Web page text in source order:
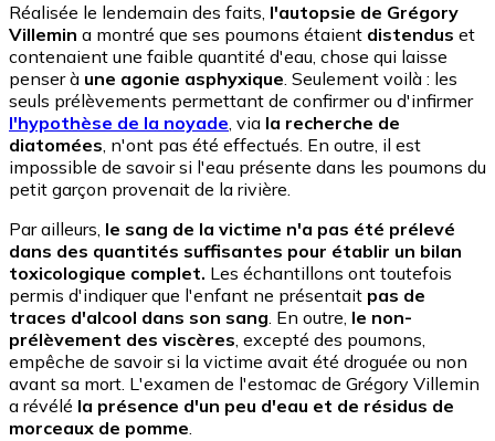
Réalisée le lendemain des faits, l'autopsie de Grégory
Villemin a montré que ses poumons étaient distendus et
contenaient une faible quantité d'eau, chose qui laisse
penser à une agonie asphyxique. Seulement voilà : les
seuls prélèvements permettant de confirmer ou d'infirmer
l'hypothèse de la noyade, via la recherche de
diatomées, n'ont pas été effectués. En outre, il est
impossible de savoir si l'eau présente dans les poumons du
petit garçon provenait de la rivière.
Par ailleurs, le sang de la victime n'a pas été prélevé
dans des quantités suffisantes pour établir un bilan
toxicologique complet. Les échantillons ont toutefois
permis d'indiquer que l'enfant ne présentait pas de
traces d'alcool dans son sang. En outre, le non-
prélèvement des viscères, excepté des poumons,
empêche de savoir si la victime avait été droguée ou non
avant sa mort. L'examen de l'estomac de Grégory Villemin
a révélé la présence d'un peu d'eau et de résidus de
morceaux de pomme.